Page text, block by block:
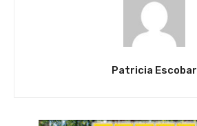
Patricia Escobar